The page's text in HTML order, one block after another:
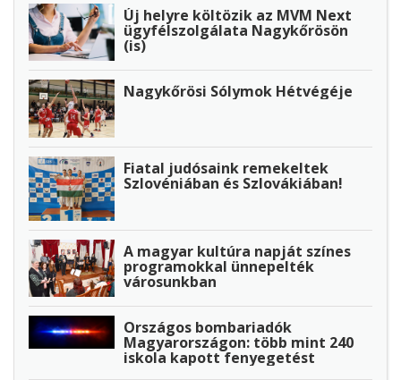
Új helyre költözik az MVM Next
ügyfélszolgálata Nagykőrösön
(is)
Nagykőrösi Sólymok Hétvégéje
Fiatal judósaink remekeltek
Szlovéniában és Szlovákiában!
A magyar kultúra napját színes
programokkal ünnepelték
városunkban
Országos bombariadók
Magyarországon: több mint 240
iskola kapott fenyegetést